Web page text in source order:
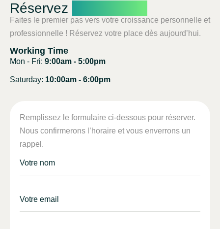
Réservez
Faites le premier pas vers votre croissance personnelle et
professionnelle ! Réservez votre place dès aujourd’hui.
Working Time
Mon - Fri: 9:00am - 5:00pm
Saturday: 10:00am - 6:00pm
Remplissez le formulaire ci-dessous pour réserver.
Nous confirmerons l’horaire et vous enverrons un
rappel.